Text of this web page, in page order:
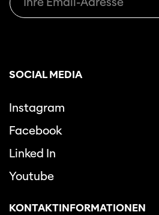
SOCIAL MEDIA
Instagram
Facebook
Linked In
Youtube
KONTAKTINFORMATIONEN